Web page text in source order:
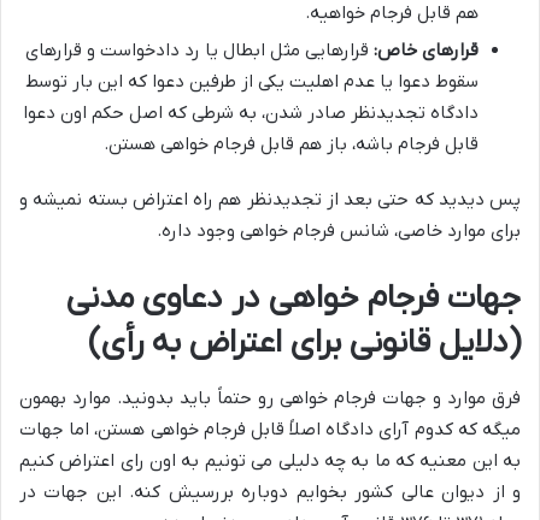
هم قابل فرجام خواهیه.
قرارهای خاص: قرارهایی مثل ابطال یا رد دادخواست و قرارهای
سقوط دعوا یا عدم اهلیت یکی از طرفین دعوا که این بار توسط
دادگاه تجدیدنظر صادر شدن، به شرطی که اصل حکم اون دعوا
قابل فرجام باشه، باز هم قابل فرجام خواهی هستن.
پس دیدید که حتی بعد از تجدیدنظر هم راه اعتراض بسته نمیشه و
برای موارد خاصی، شانس فرجام خواهی وجود داره.
جهات فرجام خواهی در دعاوی مدنی
(دلایل قانونی برای اعتراض به رأی)
فرق موارد و جهات فرجام خواهی رو حتماً باید بدونید. موارد بهمون
میگه که کدوم آرای دادگاه اصلاً قابل فرجام خواهی هستن، اما جهات
به این معنیه که ما به چه دلیلی می تونیم به اون رای اعتراض کنیم
و از دیوان عالی کشور بخوایم دوباره بررسیش کنه. این جهات در